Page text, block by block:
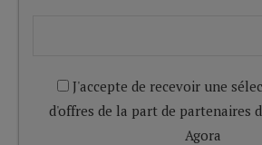
J'accepte de recevoir une
d'offres de la part de partenaires
Agora